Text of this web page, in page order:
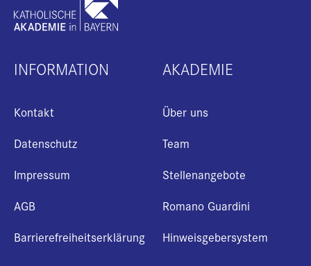
INFORMATION
Kontakt
Datenschutz
Impressum
AGB
Barrierefreiheitserklärung
AKADEMIE
Über uns
Team
Stellenangebote
Romano Guardini
Hinweisgebersystem